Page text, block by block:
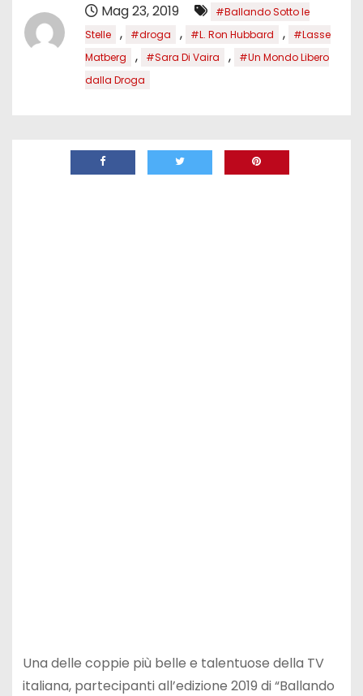
Mag 23, 2019
#Ballando Sotto le
Stelle
, #droga , #L. Ron Hubbard ,
#Lasse
Matberg
, #Sara Di Vaira ,
#Un Mondo Libero
dalla Droga
Una delle coppie più belle e talentuose della TV
italiana, partecipanti all’edizione 2019 di “Ballando